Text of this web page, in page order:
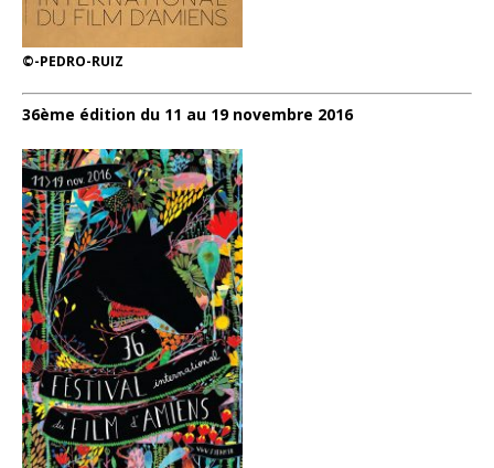
©-PEDRO-RUIZ
36ème édition du 11 au 19 novembre 2016